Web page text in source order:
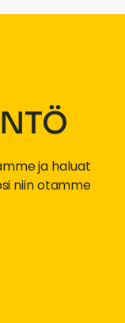
ja haluat
niin otamme